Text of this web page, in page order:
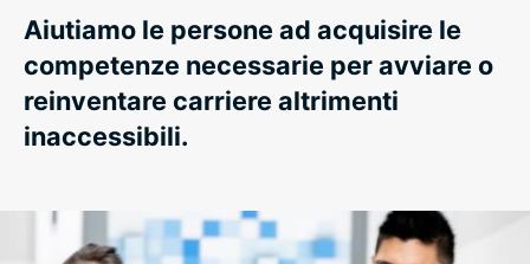
Aiutiamo le persone ad acquisire le
competenze necessarie per avviare o
reinventare carriere altrimenti
inaccessibili.